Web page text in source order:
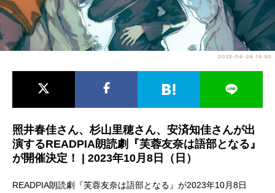
今期アニメ曜日別一覧
春アニメ 夏アニメ
男性声優/女性声優一覧
2023-06-26 15:50
照井春佳さん、杉山里穂さん、安済知佳さんが出
演するREADPIA朗読劇『芙蓉友奈は語部となる』
が開催決定！ | 2023年10月8日（日）
READPIA朗読劇『芙蓉友奈は語部となる』が2023年10月8日